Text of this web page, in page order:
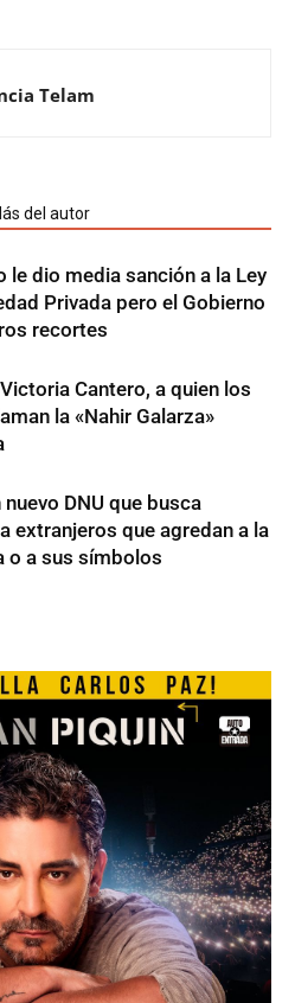
Telam
del autor
le dio media sanción a la Ley
Privada pero el Gobierno
recortes
Cantero, a quien los
la «Nahir Galarza»
nuevo DNU que busca
extranjeros que agredan a la
o a sus símbolos